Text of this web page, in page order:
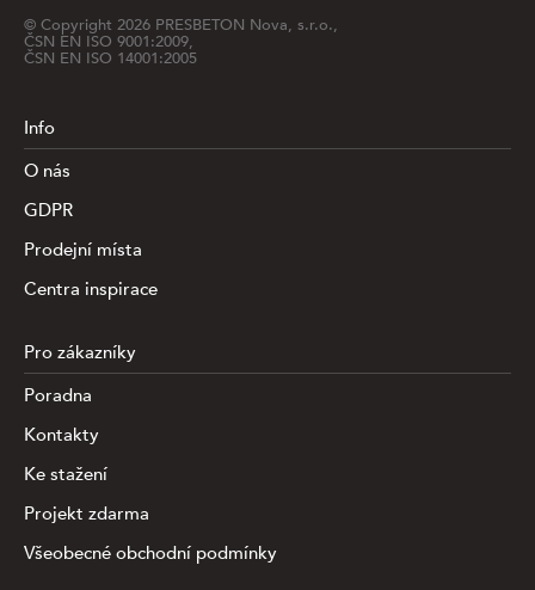
© Copyright 2026 PRESBETON Nova, s.r.o.,
ČSN EN ISO 9001:2009,
ČSN EN ISO 14001:2005
Info
O nás
GDPR
Prodejní místa
Centra inspirace
Pro zákazníky
Poradna
Kontakty
Ke stažení
Projekt zdarma
Všeobecné obchodní podmínky